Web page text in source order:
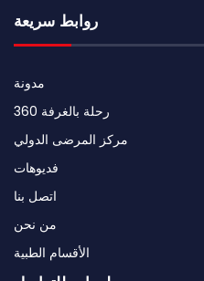
روابط سريعة
مدونة
رحلة بالغرفة 360
مركز المرضى الدولي
فديوهات
اتصل بنا
من نحن
الأقسام الطبية